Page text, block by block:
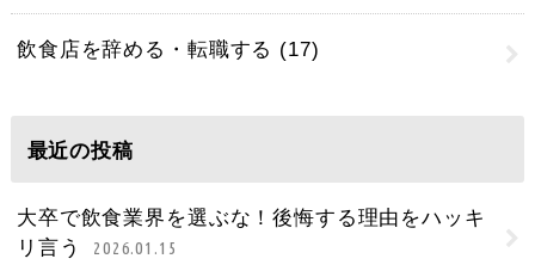
飲食店を辞める・転職する (17)
最近の投稿
大卒で飲食業界を選ぶな！後悔する理由をハッキ
リ言う
2026.01.15